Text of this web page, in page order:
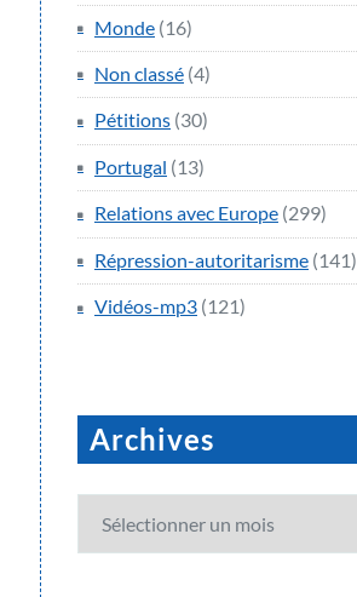
Monde (16)
Non classé (4)
Pétitions (30)
Portugal (13)
Relations avec Europe (299)
Répression-autoritarisme (141)
Vidéos-mp3 (121)
Archives